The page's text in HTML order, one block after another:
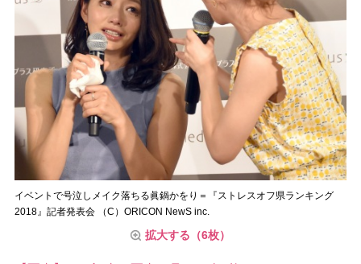
イベントで号泣しメイク落ちる眞鍋かをり＝『ストレスオフ県ランキング
2018』記者発表会 （C）ORICON NewS inc.
拡大する（6枚）